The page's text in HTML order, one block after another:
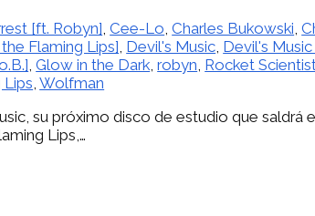
[ft. Robyn],Cee-Lo,Charles Bukowski,
Flaming Lips], Devil's Music, Devil's
,Glow in the Dark,robyn, Rocket
Lips,Wolfman
su próximo disco de estudio que saldrá
Lips,…